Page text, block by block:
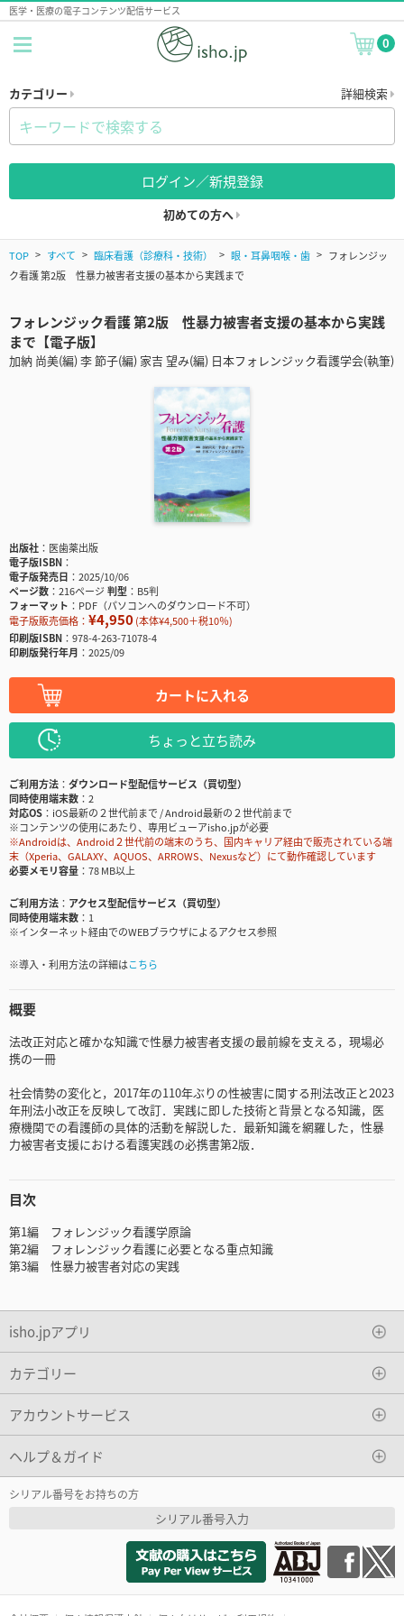
医学・医療の電子コンテンツ配信サービス
0
カテゴリー 詳細検索
ログイン／新規登録
初めての方へ
TOP すべて 臨床看護（診療科・技術） 眼・耳鼻咽喉・歯
フォレンジッ
ク看護 第2版 性暴力被害者支援の基本から実践まで
フォレンジック看護 第2版 性暴力被害者支援の基本から実践
まで【電子版】
加納 尚美(編) 李 節子(編) 家吉 望み(編) 日本フォレンジック看護学会(執筆)
出版社
医歯薬出版
電子版ISBN
電子版発売日
2025/10/06
ページ数
216ページ判型
B5判
フォーマット
PDF（パソコンへのダウンロード不可）
電子版販売価格： ¥4,950(本体¥4,500＋税10％)
印刷版ISBN
978-4-263-71078-4
印刷版発行年月
2025/09
カートに入れる
ちょっと立ち読み
ご利用方法
ダウンロード型配信サービス（買切型）
同時使用端末数
2
対応OS
iOS最新の２世代前まで / Android最新の２世代前まで
※コンテンツの使用にあたり、専用ビューアisho.jpが必要
※Androidは、Android２世代前の端末のうち、国内キャリア経由で販売されている端
末（Xperia、GALAXY、AQUOS、ARROWS、Nexusなど）にて動作確認しています
必要メモリ容量
78 MB以上
ご利用方法
アクセス型配信サービス（買切型）
同時使用端末数
1
※インターネット経由でのWEBブラウザによるアクセス参照
※導入・利用方法の詳細はこちら
概要
法改正対応と確かな知識で性暴力被害者支援の最前線を支える，現場必
携の一冊
社会情勢の変化と，2017年の110年ぶりの性被害に関する刑法改正と2023
年刑法小改正を反映して改訂．実践に即した技術と背景となる知識，医
療機関での看護師の具体的活動を解説した．最新知識を網羅した，性暴
力被害者支援における看護実践の必携書第2版．
目次
第1編 フォレンジック看護学原論
第2編 フォレンジック看護に必要となる重点知識
第3編 性暴力被害者対応の実践
isho.jpアプリ
カテゴリー
アカウントサービス
ヘルプ＆ガイド
シリアル番号をお持ちの方
シリアル番号入力